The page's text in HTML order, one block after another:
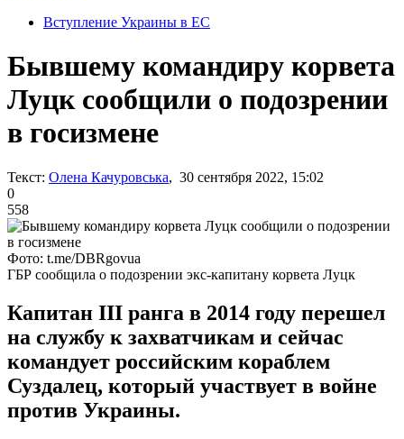
Вступление Украины в ЕС
Бывшему командиру корвета
Луцк сообщили о подозрении
в госизмене
Текст: Олена Качуровська, 30 сентября 2022, 15:02
0
558
Фото: t.me/DBRgovua
ГБР сообщила о подозрении экс-капитану корвета Луцк
Капитан III ранга в 2014 году перешел
на службу к захватчикам и сейчас
командует российским кораблем
Суздалец, который участвует в войне
против Украины.